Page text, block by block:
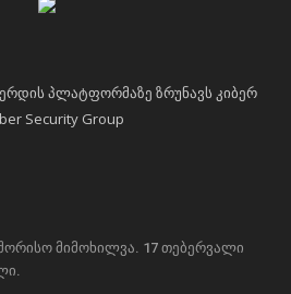
პლატფორმაზე ზრუნავს კიბერ
Security Group
მიმოხილვა. 17 თებერვალი